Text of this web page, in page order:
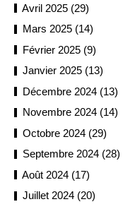
Avril 2025 (29)
Mars 2025 (14)
Février 2025 (9)
Janvier 2025 (13)
Décembre 2024 (13)
Novembre 2024 (14)
Octobre 2024 (29)
Septembre 2024 (28)
Août 2024 (17)
Juillet 2024 (20)